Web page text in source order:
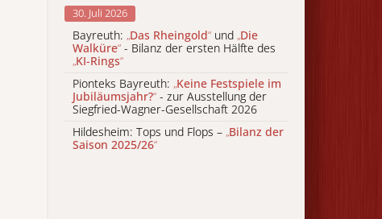
30. Juli 2026
Bayreuth: „Das Rheingold“ und „Die
Walküre“ - Bilanz der ersten Hälfte des
„KI-Rings“
Pionteks Bayreuth: „Keine Festspiele im
Jubiläumsjahr?“ - zur Ausstellung der
Siegfried-Wagner-Gesellschaft 2026
Hildesheim: Tops und Flops – „Bilanz der
Saison 2025/26“